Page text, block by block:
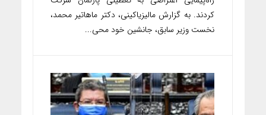
کردند. به گزارش مالیزیاکینی، دکتر ماهاتیر محمد،
نخست وزیر سابق، جانشین خود محی...